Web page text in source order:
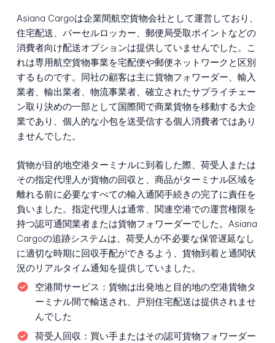
Asiana Cargoは企業間航空貨物会社として運営しており、
住宅配送、パーセルロッカー、郵便局受取ポイントなどの
消費者向け配送オプションは提供していませんでした。こ
れは専用航空貨物事業を宅配便や郵便ネットワークと区別
するものです。同社の顧客は主に貨物フォワーダー、輸入
業者、輸出業者、物流事業者、確立されたサプライチェー
ン取り決めの一部として国際間で商業貨物を移動する大企
業であり、個人的な小包を送受信する個人消費者ではあり
ませんでした。
貨物が目的地空港ターミナルに到着した際、荷受人または
その指定代理人が貨物の回収と、商品がターミナル区域を
離れる前に必要なすべての輸入通関手続きの完了に責任を
負いました。指定代理人は通常、関連空港での運営権限を
持つ認可通関業者または貨物フォワーダーでした。Asiana
Cargoの追跡システムは、荷受人が不必要な保管遅延なし
に適切な時期に回収手配ができるよう、貨物到着と通関状
況のリアルタイム通知を提供していました。
空港間サービス： 貨物は出発地と目的地の空港貨物タ
ーミナル間で輸送され、戸別住宅配送は提供されませ
んでした
荷受人回収： 買い手またはその認可貨物フォワーダー